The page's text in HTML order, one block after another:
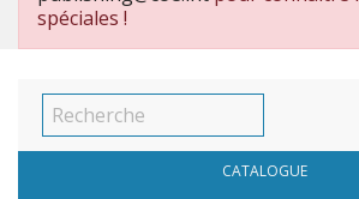
spéciales !
CATALOGUE